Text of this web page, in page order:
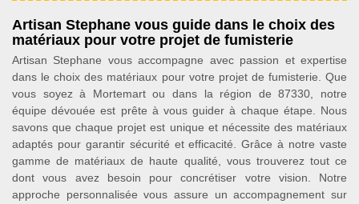
Artisan Stephane vous guide dans le choix des
matériaux pour votre projet de fumisterie
Artisan Stephane vous accompagne avec passion et expertise
dans le choix des matériaux pour votre projet de fumisterie. Que
vous soyez à Mortemart ou dans la région de 87330, notre
équipe dévouée est prête à vous guider à chaque étape. Nous
savons que chaque projet est unique et nécessite des matériaux
adaptés pour garantir sécurité et efficacité. Grâce à notre vaste
gamme de matériaux de haute qualité, vous trouverez tout ce
dont vous avez besoin pour concrétiser votre vision. Notre
approche personnalisée vous assure un accompagnement sur